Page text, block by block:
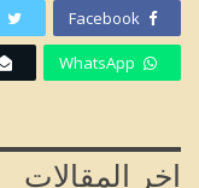
Facebook
WhatsApp
اخر المقالات